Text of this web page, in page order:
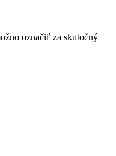
označiť za skutočný